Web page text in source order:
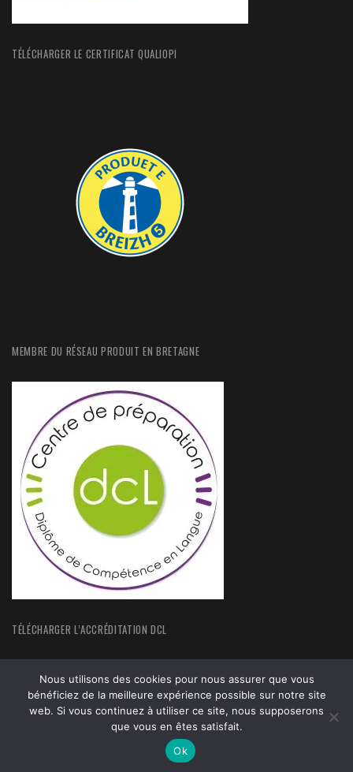
TÉLÉCHARGER LE CERTIFICAT QUALIOPI
MEMBRE DU RÉSEAU PRODUIT EN BRETAGNE
TÉLÉCHARGER L’ACCRÉDITATION DCL
FORMATIONS ACTUALITÉS MENTIONS LEGALES
Nous utilisons des cookies pour nous assurer que vous
bénéficiez de la meilleure expérience possible sur notre site
web. Si vous continuez à utiliser ce site, nous supposerons
que vous en êtes satisfait.
Ok